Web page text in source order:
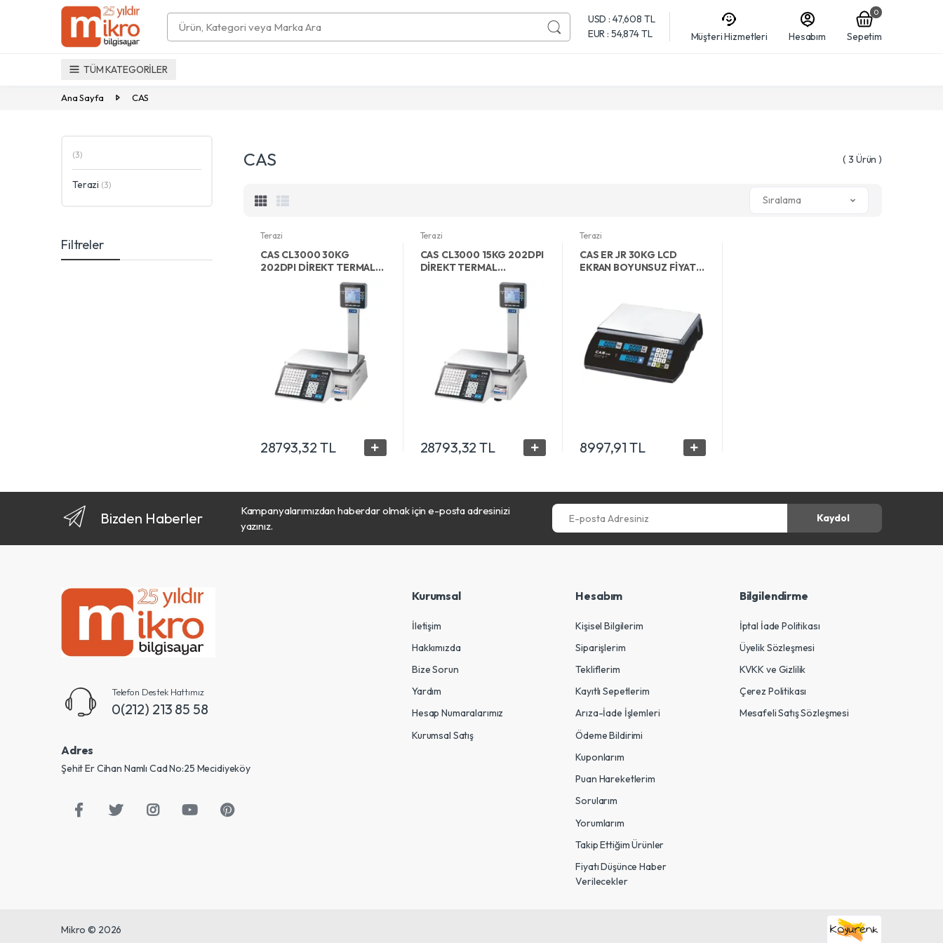
Search
USD : 47,608 TL
EUR : 54,874 TL
Müşteri Hizmetleri Hesabım
0
Sepetim
TÜM KATEGORİLER
Ana Sayfa CAS
(3)
Terazi (3)
Filtreler
CAS ( 3 Ürün )
Sıralama
Terazi
CAS CL3000 30KG
202DPI DİREKT TERMAL
ETHERNET LCD EKRAN
BOYUNLU BARKODLU
28793,32 TL
Terazi
CAS CL3000 15KG 202DPI
DİREKT TERMAL
ETHERNET LCD EKRAN
BOYUNLU BARKODLU
28793,32 TL
Terazi
CAS ER JR 30KG LCD
EKRAN BOYUNSUZ FİYAT
8997,91 TL
Bizden Haberler
Kampanyalarımızdan haberdar olmak için e-posta adresinizi
yazınız.
E-posta Adresiniz
Kaydol
Telefon Destek Hattımız
0(212) 213 85 58
Adres
Şehit Er Cihan Namlı Cad No:25 Mecidiyeköy
Kurumsal
İletişim
Hakkımızda
Bize Sorun
Yardım
Hesap Numaralarımız
Kurumsal Satış
Hesabım
Kişisel Bilgilerim
Siparişlerim
Tekliflerim
Kayıtlı Sepetlerim
Arıza-İade İşlemleri
Ödeme Bildirimi
Kuponlarım
Puan Hareketlerim
Sorularım
Yorumlarım
Takip Ettiğim Ürünler
Fiyatı Düşünce Haber
Verilecekler
Bilgilendirme
İptal İade Politikası
Üyelik Sözleşmesi
KVKK ve Gizlilik
Çerez Politikası
Mesafeli Satış Sözleşmesi
Mikro © 2026